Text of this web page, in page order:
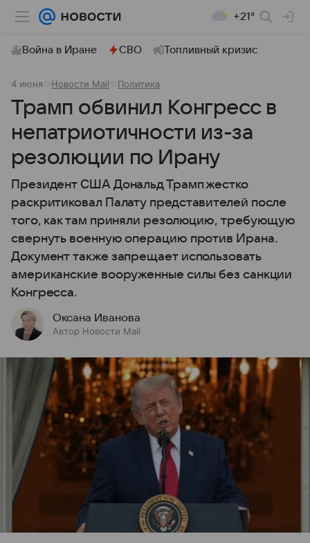
+21°
Война в Иране СВО Топливный кризис
4 июня Новости Mail Политика
Трамп обвинил Конгресс в
непатриотичности из-за
резолюции по Ирану
Президент США Дональд Трамп жестко
раскритиковал Палату представителей после
того, как там приняли резолюцию, требующую
свернуть военную операцию против Ирана.
Документ также запрещает использовать
американские вооруженные силы без санкции
Конгресса.
Оксана Иванова
Автор Новости Mail